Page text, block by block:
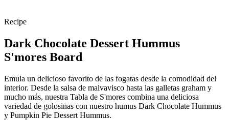
Recipe
Dark Chocolate Dessert Hummus
S'mores Board
Emula un delicioso favorito de las fogatas desde la comodidad del
interior. Desde la salsa de malvavisco hasta las galletas graham y
mucho más, nuestra Tabla de S'mores combina una deliciosa
variedad de golosinas con nuestro humus Dark Chocolate Hummus
y Pumpkin Pie Dessert Hummus.